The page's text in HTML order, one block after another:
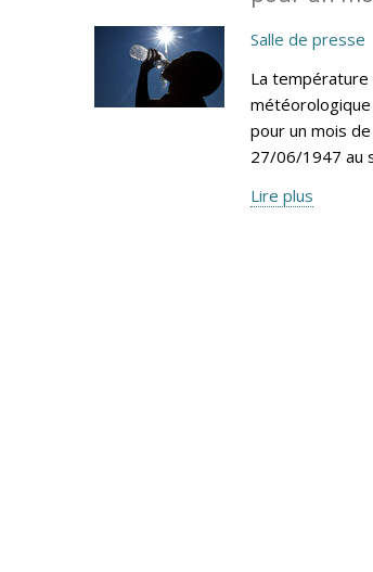
Salle de presse
La température
pour un mois
27/06/1947 au
Lire plus